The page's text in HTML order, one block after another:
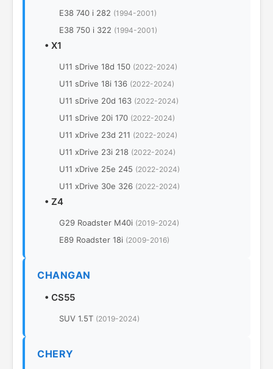
E38 740 i 282 (1994-2001)
E38 750 i 322 (1994-2001)
• X1
U11 sDrive 18d 150 (2022-2024)
U11 sDrive 18i 136 (2022-2024)
U11 sDrive 20d 163 (2022-2024)
U11 sDrive 20i 170 (2022-2024)
U11 xDrive 23d 211 (2022-2024)
U11 xDrive 23i 218 (2022-2024)
U11 xDrive 25e 245 (2022-2024)
U11 xDrive 30e 326 (2022-2024)
• Z4
G29 Roadster M40i (2019-2024)
E89 Roadster 18i (2009-2016)
CHANGAN
• CS55
SUV 1.5T (2019-2024)
CHERY